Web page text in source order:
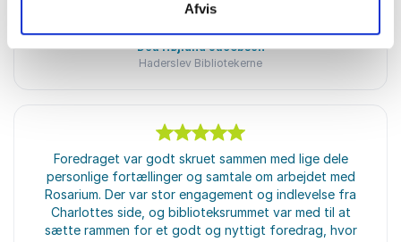
Afvis
foredraget var lige i øjet.
Dea Højlund Jacobsen
Haderslev Bibliotekerne
ud af5
Foredraget var godt skruet sammen med lige dele
personlige fortællinger og samtale om arbejdet med
Rosarium. Der var stor engagement og indlevelse fra
Charlottes side, og biblioteksrummet var med til at
sætte rammen for et godt og nyttigt foredrag, hvor